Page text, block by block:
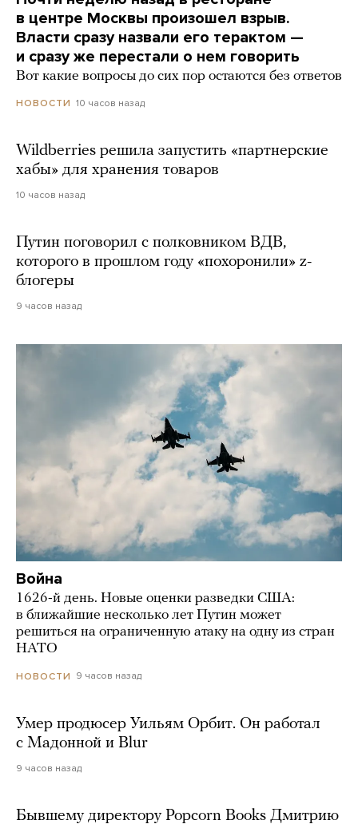
в центре Москвы произошел взрыв.
Власти сразу назвали его терактом —
и сразу же перестали о нем говорить
Вот какие вопросы до сих пор остаются без ответов
НОВОСТИ 10 часов назад
Wildberries решила запустить «партнерские
хабы» для хранения товаров
10 часов назад
Путин поговорил с полковником ВДВ,
которого в прошлом году «похоронили» z-
блогеры
9 часов назад
Война
1626-й день. Новые оценки разведки США:
в ближайшие несколько лет Путин может
решиться на ограниченную атаку на одну из стран
НАТО
НОВОСТИ 9 часов назад
Умер продюсер Уильям Орбит. Он работал
с Мадонной и Blur
9 часов назад
Бывшему директору Popcorn Books Дмитрию